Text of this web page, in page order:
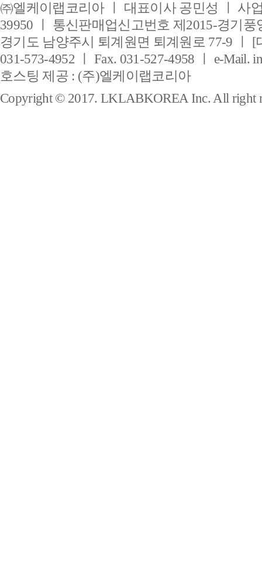
㈜엘케이랩코리아 ㅣ 대표이사 공민성 ㅣ 사
39950 ㅣ 통신판매업신고번호 제2015-경기풍
경기도 남양주시 퇴계원면 퇴계원로 77-9 ㅣ [
031-573-4952 ㅣ Fax. 031-527-4958 ㅣ e-Mail.
호스팅 제공 : (주)엘케이랩코리아
Copyright © 2017. LKLABKOREA Inc. All right